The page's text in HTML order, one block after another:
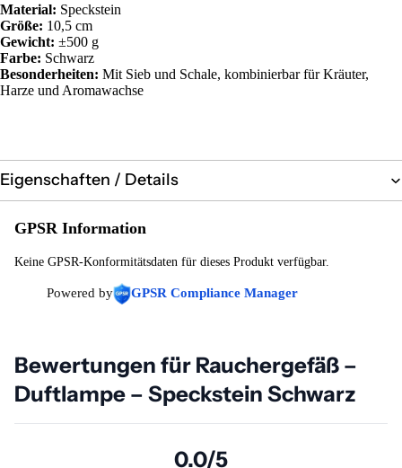
Material: Speckstein
Größe: 10,5 cm
Gewicht: ±500 g
Farbe: Schwarz
Besonderheiten: Mit Sieb und Schale, kombinierbar für Kräuter,
Harze und Aromawachse
Eigenschaften / Details
GPSR Information
Keine GPSR-Konformitätsdaten für dieses Produkt verfügbar.
Powered by GPSR Compliance Manager